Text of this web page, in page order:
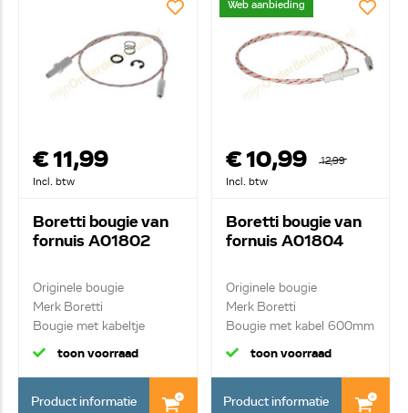
€ 11,99
Incl. btw
Boretti bougie van
fornuis A01802
Originele bougie
Merk Boretti
Bougie met kabeltje
400mm
toon voorraad
Product informatie
Web aanbieding
€ 10,99
12,99
Incl. btw
Boretti bougie van
fornuis A01804
Originele bougie
Merk Boretti
Bougie met kabel 600mm
toon voorraad
Product informatie